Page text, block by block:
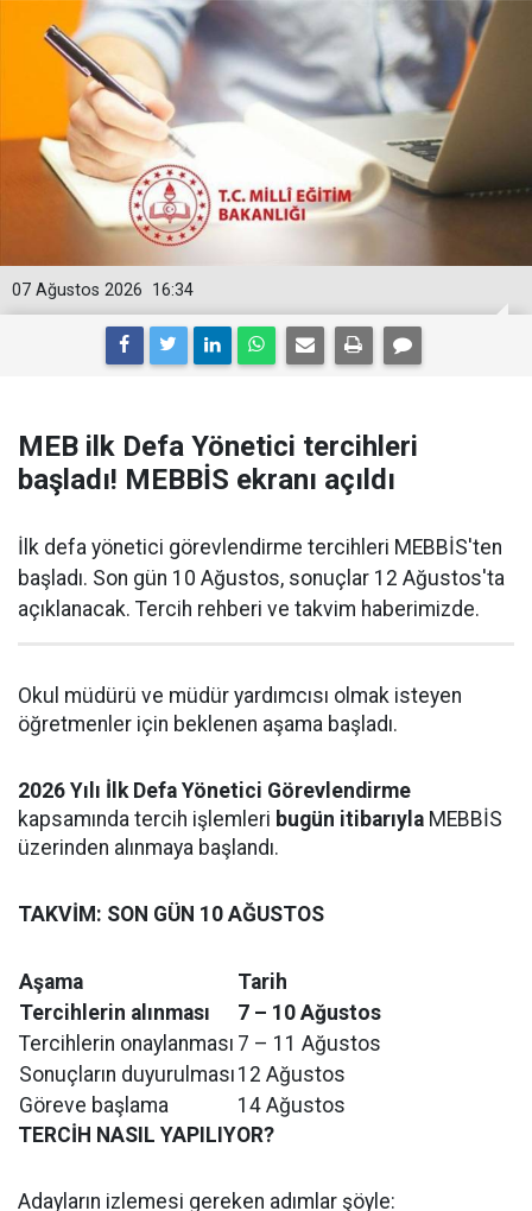
16:34
07 Ağustos 2026
MEB ilk Defa Yönetici tercihleri
başladı! MEBBİS ekranı açıldı
İlk defa yönetici görevlendirme tercihleri MEBBİS'ten
başladı. Son gün 10 Ağustos, sonuçlar 12 Ağustos'ta
açıklanacak. Tercih rehberi ve takvim haberimizde.
Okul müdürü ve müdür yardımcısı olmak isteyen
öğretmenler için beklenen aşama başladı.
2026 Yılı İlk Defa Yönetici Görevlendirme
kapsamında tercih işlemleri bugün itibarıyla MEBBİS
üzerinden alınmaya başlandı.
TAKVİM: SON GÜN 10 AĞUSTOS
Aşama
Tarih
Tercihlerin alınması
7 – 10 Ağustos
Tercihlerin onaylanması 7 – 11 Ağustos
Sonuçların duyurulması 12 Ağustos
Göreve başlama
14 Ağustos
TERCİH NASIL YAPILIYOR?
Adayların izlemesi gereken adımlar şöyle: